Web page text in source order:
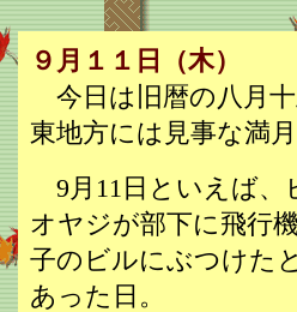
９月１１日（木）
今日は旧暦の八月
東地方には見事な満
9月11日といえば、
オヤジが部下に飛行
子のビルにぶつけた
あった日。